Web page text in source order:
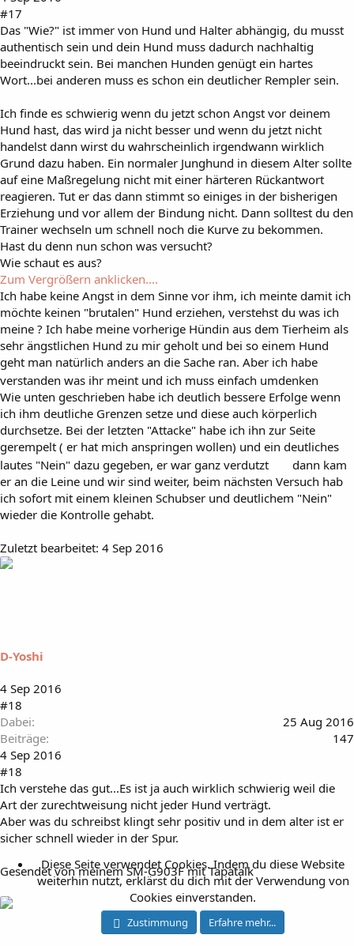
#17
Das "Wie?" ist immer von Hund und Halter abhängig, du musst
authentisch sein und dein Hund muss dadurch nachhaltig
beeindruckt sein. Bei manchen Hunden genügt ein hartes
Wort...bei anderen muss es schon ein deutlicher Rempler sein.
Ich finde es schwierig wenn du jetzt schon Angst vor deinem
Hund hast, das wird ja nicht besser und wenn du jetzt nicht
handelst dann wirst du wahrscheinlich irgendwann wirklich
Grund dazu haben. Ein normaler Junghund in diesem Alter sollte
auf eine Maßregelung nicht mit einer härteren Rückantwort
reagieren. Tut er das dann stimmt so einiges in der bisherigen
Erziehung und vor allem der Bindung nicht. Dann solltest du den
Trainer wechseln um schnell noch die Kurve zu bekommen.
Hast du denn nun schon was versucht?
Wie schaut es aus?
Zum Vergrößern anklicken....
Ich habe keine Angst in dem Sinne vor ihm, ich meinte damit ich
möchte keinen "brutalen" Hund erziehen, verstehst du was ich
meine ? Ich habe meine vorherige Hündin aus dem Tierheim als
sehr ängstlichen Hund zu mir geholt und bei so einem Hund
geht man natürlich anders an die Sache ran. Aber ich habe
verstanden was ihr meint und ich muss einfach umdenken
Wie unten geschrieben habe ich deutlich bessere Erfolge wenn
ich ihm deutliche Grenzen setze und diese auch körperlich
durchsetze. Bei der letzten "Attacke" habe ich ihn zur Seite
gerempelt ( er hat mich anspringen wollen) und ein deutliches
lautes "Nein" dazu gegeben, er war ganz verdutzt
dann kam
er an die Leine und wir sind weiter, beim nächsten Versuch hab
ich sofort mit einem kleinen Schubser und deutlichem "Nein"
wieder die Kontrolle gehabt.
Zuletzt bearbeitet: 4 Sep 2016
D-Yoshi
4 Sep 2016
#18
Dabei
25 Aug 2016
Beiträge
147
4 Sep 2016
#18
Ich verstehe das gut...Es ist ja auch wirklich schwierig weil die
Art der zurechtweisung nicht jeder Hund verträgt.
Aber was du schreibst klingt sehr positiv und in dem alter ist er
sicher schnell wieder in der Spur.
Gesendet von meinem SM-G903F mit Tapatalk
Diese Seite verwendet Cookies. Indem du diese Website
weiterhin nutzt, erklärst du dich mit der Verwendung von
Cookies einverstanden.
Zustimmung Erfahre mehr...